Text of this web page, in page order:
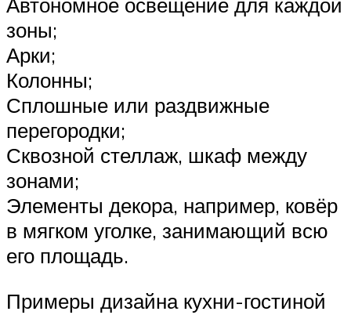
Автономное освещение для каждой
зоны;
Арки;
Колонны;
Сплошные или раздвижные
перегородки;
Сквозной стеллаж, шкаф между
зонами;
Элементы декора, например, ковёр
в мягком уголке, занимающий всю
его площадь.
Примеры дизайна кухни-гостиной